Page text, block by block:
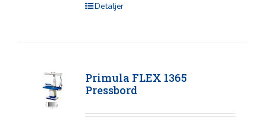
Detaljer
Primula FLEX 1365
Pressbord